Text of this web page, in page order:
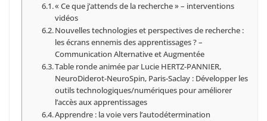
« Ce que j’attends de la recherche » – interventions
vidéos
Nouvelles technologies et perspectives de recherche :
les écrans ennemis des apprentissages ? –
Communication Alternative et Augmentée
Table ronde animée par Lucie HERTZ-PANNIER,
NeuroDiderot-NeuroSpin, Paris-Saclay : Développer les
outils technologiques/numériques pour améliorer
l’accès aux apprentissages
Apprendre : la voie vers l’autodétermination